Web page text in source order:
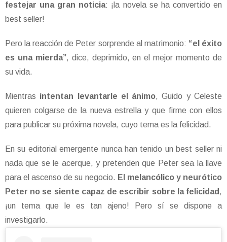
festejar una gran noticia: ¡la novela se ha convertido en
best seller!
Pero la reacción de Peter sorprende al matrimonio: “el éxito
es una mierda”, dice, deprimido, en el mejor momento de
su vida.
Mientras intentan levantarle el ánimo, Guido y Celeste
quieren colgarse de la nueva estrella y que firme con ellos
para publicar su próxima novela, cuyo tema es la felicidad.
En su editorial emergente nunca han tenido un best seller ni
nada que se le acerque, y pretenden que Peter sea la llave
para el ascenso de su negocio. El melancólico y neurótico
Peter no se siente capaz de escribir sobre la felicidad ,
¡un tema que le es tan ajeno! Pero sí se dispone a
investigarlo.